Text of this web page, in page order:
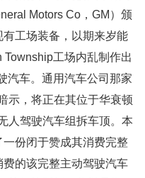
Motors Co，GM）颁
工场装备，以期来岁能
工场内乱制作出
汽车。通用汽车公司那家
示，将正在其位于华衰顿
人驾驶汽车组拆车顶。本
份闭于赞成其消费完整
的该完整主动驾驶汽车